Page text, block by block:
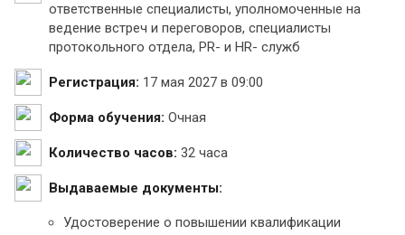
ответственные специалисты, уполномоченные на
ведение встреч и переговоров, специалисты
протокольного отдела, PR- и HR- служб
Регистрация: 17 мая 2027 в 09:00
Форма обучения: Очная
Количество часов: 32 часа
Выдаваемые документы:
Удостоверение о повышении квалификации